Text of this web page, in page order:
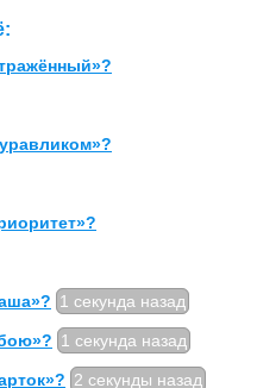
1 секунда назад
1 секунда назад
2 секунды назад